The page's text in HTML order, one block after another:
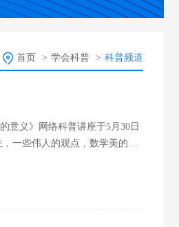
首页 > 学会科普 > 科普频道
意义》网络科普讲座于5月30日
一些伟人的观点，数学美的一